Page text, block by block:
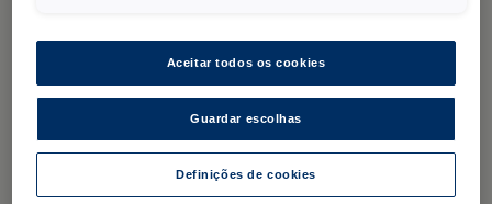
da luz de circulação incluindo a função "Leaving
visibilidade ainda maior.
Aceitar todos os cookies
Guardar escolhas
Definições de cookies